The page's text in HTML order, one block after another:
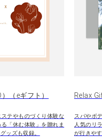
（eギフト）
テやものづくり体験な
「休む体験」を贈れま
ッズも収録。
Relax
スパやボ
人気のリ
が行きや